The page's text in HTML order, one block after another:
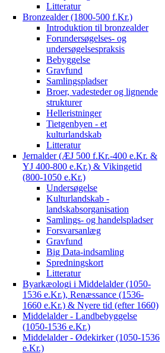
Litteratur
Bronzealder (1800-500 f.Kr.)
Introduktion til bronzealder
Forundersøgelses- og
undersøgelsespraksis
Bebyggelse
Gravfund
Samlingspladser
Broer, vadesteder og lignende
strukturer
Helleristninger
Tietgenbyen - et
kulturlandskab
Litteratur
Jernalder (ÆJ 500 f.Kr.-400 e.Kr. &
YJ 400-800 e.Kr.) & Vikingetid
(800-1050 e.Kr.)
Undersøgelse
Kulturlandskab -
landskabsorganisation
Samlings- og handelspladser
Forsvarsanlæg
Gravfund
Big Data-indsamling
Spredningskort
Litteratur
Byarkæologi i Middelalder (1050-
1536 e.Kr.), Renæssance (1536-
1660 e.Kr.) & Nyere tid (efter 1660)
Middelalder - Landbebyggelse
(1050-1536 e.Kr.)
Middelalder - Ødekirker (1050-1536
e.Kr.)